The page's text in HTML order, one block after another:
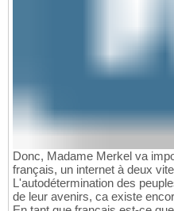
Donc, Madame Merkel va
français, un internet à deux
L'autodétermination des
de leur avenirs, ca existe